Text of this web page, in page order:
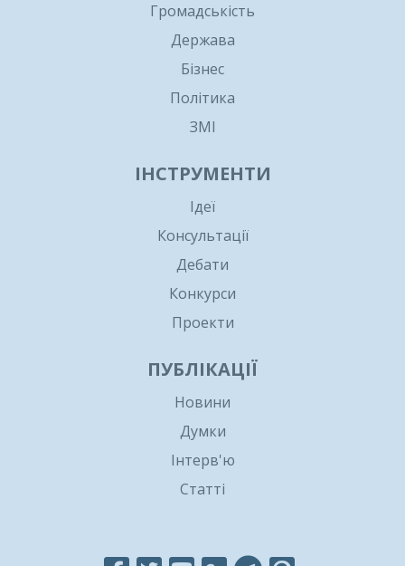
Громадськість
Держава
Бізнес
Політика
ЗМІ
ІНСТРУМЕНТИ
Ідеї
Консультації
Дебати
Конкурси
Проекти
ПУБЛІКАЦІЇ
Новини
Думки
Інтерв'ю
Статті